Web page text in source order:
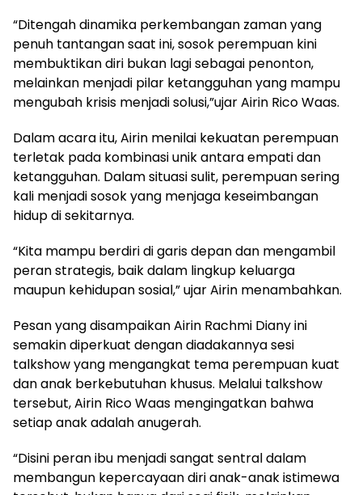
“Ditengah dinamika perkembangan zaman yang
penuh tantangan saat ini, sosok perempuan kini
membuktikan diri bukan lagi sebagai penonton,
melainkan menjadi pilar ketangguhan yang mampu
mengubah krisis menjadi solusi,”ujar Airin Rico Waas.
Dalam acara itu, Airin menilai kekuatan perempuan
terletak pada kombinasi unik antara empati dan
ketangguhan. Dalam situasi sulit, perempuan sering
kali menjadi sosok yang menjaga keseimbangan
hidup di sekitarnya.
“Kita mampu berdiri di garis depan dan mengambil
peran strategis, baik dalam lingkup keluarga
maupun kehidupan sosial,” ujar Airin menambahkan.
Pesan yang disampaikan Airin Rachmi Diany ini
semakin diperkuat dengan diadakannya sesi
talkshow yang mengangkat tema perempuan kuat
dan anak berkebutuhan khusus. Melalui talkshow
tersebut, Airin Rico Waas mengingatkan bahwa
setiap anak adalah anugerah.
“Disini peran ibu menjadi sangat sentral dalam
membangun kepercayaan diri anak-anak istimewa